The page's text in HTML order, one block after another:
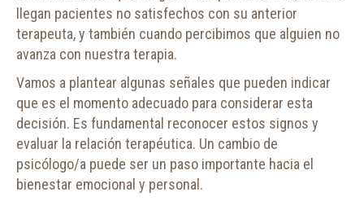
llegan pacientes no satisfechos con su anterior
terapeuta, y también cuando percibimos que alguien no
avanza con nuestra terapia.
Vamos a plantear algunas señales que pueden indicar
que es el momento adecuado para considerar esta
decisión. Es fundamental reconocer estos signos y
evaluar la relación terapéutica. Un cambio de
psicólogo/a puede ser un paso importante hacia el
bienestar emocional y personal.